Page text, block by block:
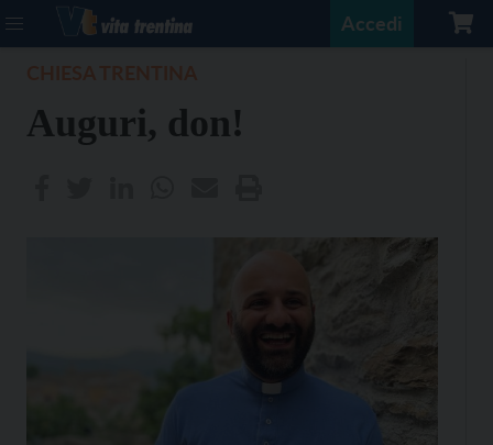
Accedi
Auguri, don!